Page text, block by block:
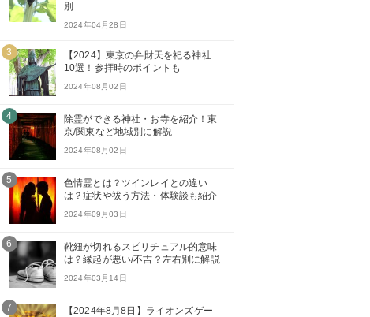
別
2024年04月28日
3
【2024】東京の弁財天を祀る神社
10選！参拝時のポイントも
2024年08月02日
4
除霊ができる神社・お寺を紹介！東
京/関東など地域別に解説
2024年08月02日
5
色情霊とは？ツインレイとの違い
は？症状や祓う方法・体験談も紹介
2024年09月03日
6
靴紐が切れるスピリチュアル的意味
は？縁起が悪い/不吉？左右別に解説
2024年03月14日
7
【2024年8月8日】ライオンズゲー